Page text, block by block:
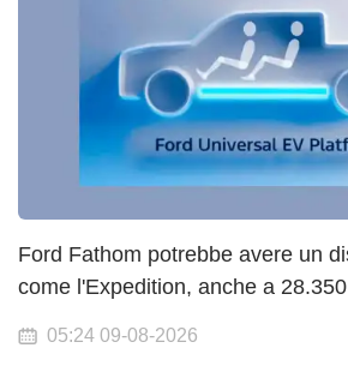
Ford Fathom potrebbe avere un
come l'Expedition, anche a
05:24 09-08-2026